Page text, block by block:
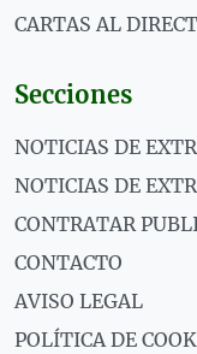
CARTAS AL
Secciones
NOTICIAS DE
NOTICIAS DE
CONTRATAR
CONTACTO
AVISO LEGAL
POLÍTICA DE